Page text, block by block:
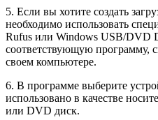
5. Если вы хотите создать
необходимо использовать
Rufus или Windows USB/DVD
соответствующую программу,
своем компьютере.
6. В программе выберите
использовано в качестве
или DVD диск.